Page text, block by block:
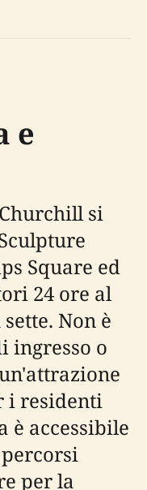
e
si
Square ed
24 ore al
Non è
ingresso o
i residenti
è accessibile
per la